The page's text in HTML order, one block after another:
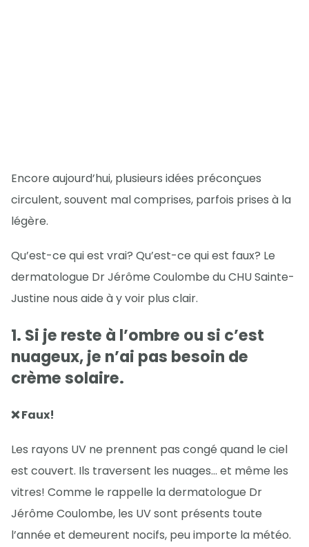
Encore aujourd’hui, plusieurs idées préconçues
circulent, souvent mal comprises, parfois prises à la
légère.
Qu’est-ce qui est vrai? Qu’est-ce qui est faux? Le
dermatologue Dr Jérôme Coulombe du CHU Sainte-
Justine nous aide à y voir plus clair.
1. Si je reste à l’ombre ou si c’est
nuageux, je n’ai pas besoin de
crème solaire.
❌ Faux!
Les rayons UV ne prennent pas congé quand le ciel
est couvert. Ils traversent les nuages… et même les
vitres! Comme le rappelle la dermatologue Dr
Jérôme Coulombe, les UV sont présents toute
l’année et demeurent nocifs, peu importe la météo.